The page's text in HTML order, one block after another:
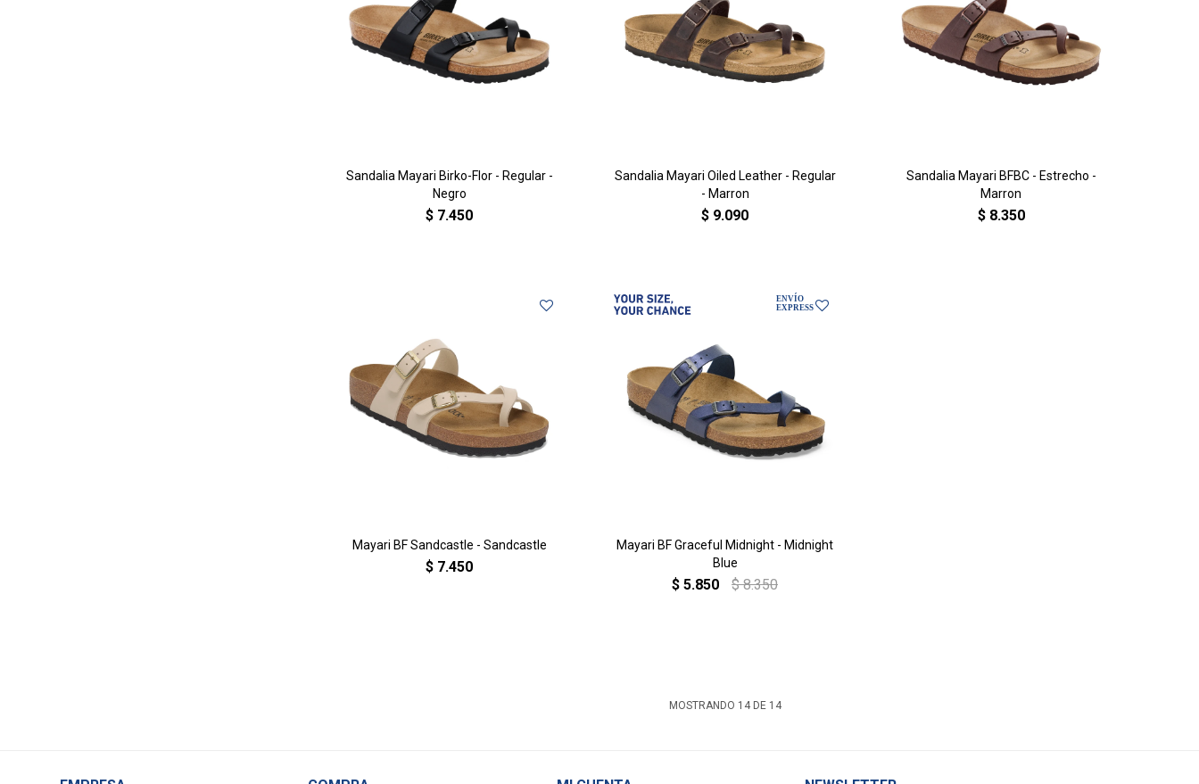
Sandalia Mayari Birko-Flor - Regular -
Negro
$ 7.450
Sandalia Mayari Oiled Leather - Regular
- Marron
$ 9.090
Sandalia Mayari BFBC - Estrecho -
Marron
$ 8.350
Mayari BF Sandcastle - Sandcastle
$ 7.450
Mayari BF Graceful Midnight - Midnight
Blue
$ 5.850 $ 8.350
MOSTRANDO 14DE 14